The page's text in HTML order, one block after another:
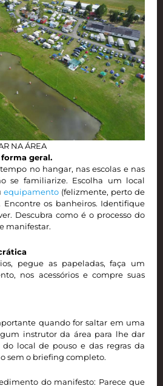
NA ÁREA
forma geral.
no hangar, nas escolas e nas
se familiarize. Escolha um local
equipamento (felizmente, perto de
os banheiros. Identifique
Descubra como é o processo do
manifestar.
pegue as papeladas, faça um
nos acessórios e compre suas
quando for saltar em uma
instrutor da área para lhe dar
local de pouso e das regras da
sem o briefing completo.
do manifesto: Parece que